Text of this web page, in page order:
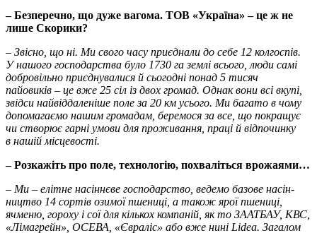
– Безперечно, що дуже вагома. ТОВ «Україна» – це ж не
лише Скорики?
– Звісно, що ні. Ми свого часу приєднали до себе 12 колгоспів.
У нашого господарства було 1730 га землі всього, люди самі
добровільно приєднувалися й сьогодні понад 5 тисяч
пайовиків – це вже 25 сіл із двох громад. Однак вони всі вкупі,
звідси найвіддаленіше поле за 20 км усього. Ми багато в чому
допомагаємо нашим громадам, беремося за все, що покращує
чи створює гарні умови для проживання, праці й відпочинку
в нашій місцевості.
– Розкажіть про поле, технологію, похваліться врожаями…
– Ми – елітне насіннєве господарство, ведемо базове насін­
ництво 14 сортів озимої пшениці, а також ярої пшениці,
ячменю, гороху і сої для кількох компаній, як то ЗААТБАУ, КВС,
«Лімагрейн», ОСЕВА, «Євраліс» або вже нині Lidea. Загалом